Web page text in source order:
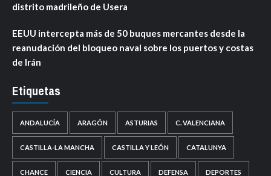
distrito madrileño de Usera
EEUU intercepta más de 50 buques mercantes desde la
reanudación del bloqueo naval sobre los puertos y costas
de Irán
Etiquetas
ANDALUCÍA ARAGÓN ASTURIAS C. VALENCIANA
CASTILLA-LA MANCHA CASTILLA Y LEÓN CATALUNYA
CHANCE CIENCIA CULTURA DEFENSA DEPORTES